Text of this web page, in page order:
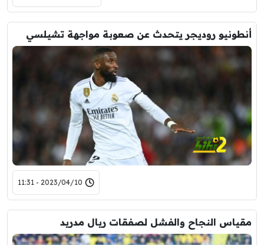
أنطونيو روديجر يتحدث عن صعوبة مواجهة تشيلسي
2023/04/10 - 11:31
مقياس النجاح والفشل لصفقات ريال مدريد